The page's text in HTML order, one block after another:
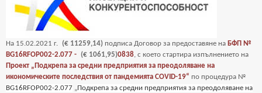
На 15.02.2021 г. (€ 11259,14) подписа Договор за предоставяне на БФП №
BG16RFOP002-2.077 - (€ 1061,95)0838, с което стартира изпълнението на
Проект „Подкрепа за средни предприятия за преодоляване на
икономическите последствия от пандемията COVID-19“ по процедура №
BG16RFOP002-2.077 „Подкрепа за средни предприятия за преодоляване на